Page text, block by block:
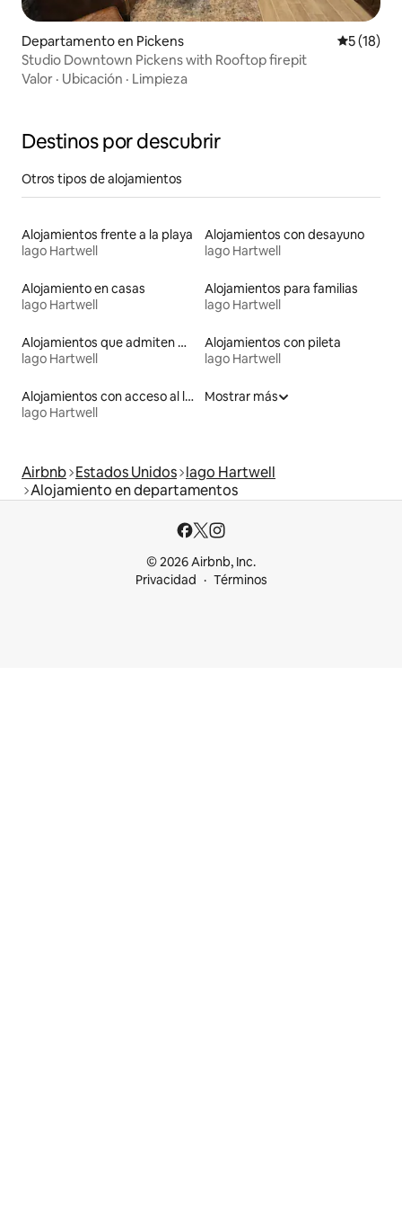
Departamento en Pickens
5 (18)
Studio Downtown Pickens with Rooftop firepit
Valor · Ubicación · Limpieza
Destinos por descubrir
Otros tipos de alojamientos
Alojamientos frente a la playa
lago Hartwell
Alojamientos con desayuno
lago Hartwell
Alojamiento en casas
lago Hartwell
Alojamientos para familias
lago Hartwell
Alojamientos que admiten mascotas
lago Hartwell
Alojamientos con pileta
lago Hartwell
Alojamientos con acceso al lago
lago Hartwell
Mostrar más
Airbnb Estados Unidos lago Hartwell
Alojamiento en departamentos
© 2026 Airbnb, Inc.
Privacidad
Términos